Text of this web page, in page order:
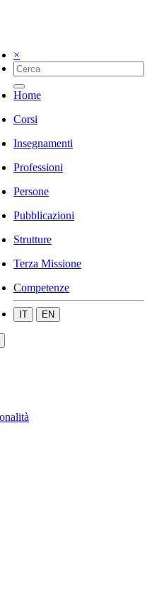
×
Home
Corsi
Insegnamenti
Professioni
Persone
Pubblicazioni
Strutture
Terza Missione
Competenze
IT EN